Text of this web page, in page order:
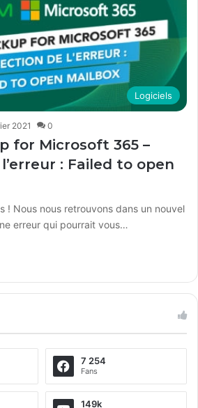
Logiciels
2021 0
for Microsoft 365 –
: Failed to open
! Nous nous retrouvons dans un nouvel
erreur qui pourrait vous…
7 254
Fans
149k